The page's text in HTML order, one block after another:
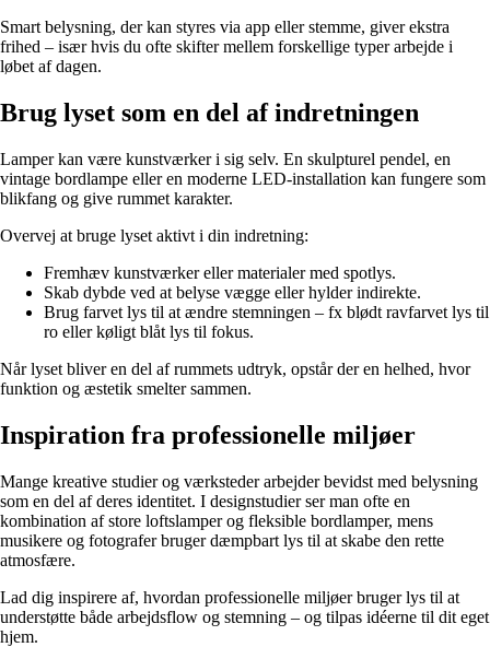
Smart belysning, der kan styres via app eller stemme, giver ekstra
frihed – især hvis du ofte skifter mellem forskellige typer arbejde i
løbet af dagen.
Brug lyset som en del af indretningen
Lamper kan være kunstværker i sig selv. En skulpturel pendel, en
vintage bordlampe eller en moderne LED-installation kan fungere som
blikfang og give rummet karakter.
Overvej at bruge lyset aktivt i din indretning:
Fremhæv kunstværker eller materialer med spotlys.
Skab dybde ved at belyse vægge eller hylder indirekte.
Brug farvet lys til at ændre stemningen – fx blødt ravfarvet lys til
ro eller køligt blåt lys til fokus.
Når lyset bliver en del af rummets udtryk, opstår der en helhed, hvor
funktion og æstetik smelter sammen.
Inspiration fra professionelle miljøer
Mange kreative studier og værksteder arbejder bevidst med belysning
som en del af deres identitet. I designstudier ser man ofte en
kombination af store loftslamper og fleksible bordlamper, mens
musikere og fotografer bruger dæmpbart lys til at skabe den rette
atmosfære.
Lad dig inspirere af, hvordan professionelle miljøer bruger lys til at
understøtte både arbejdsflow og stemning – og tilpas idéerne til dit eget
hjem.